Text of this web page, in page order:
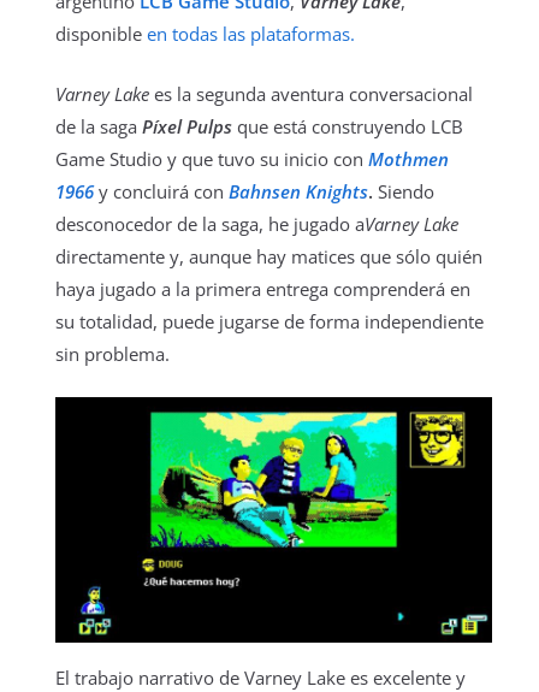
disponible en todas las plataformas.
Varney Lake es la segunda aventura conversacional
de la saga Píxel Pulps que está construyendo LCB
Game Studio y que tuvo su inicio con Mothmen
1966y concluirá con Bahnsen Knights. Siendo
desconocedor de la saga, he jugado aVarney Lake
directamente y, aunque hay matices que sólo quién
haya jugado a la primera entrega comprenderá en
su totalidad, puede jugarse de forma independiente
sin problema.
El trabajo narrativo de Varney Lake es excelente y